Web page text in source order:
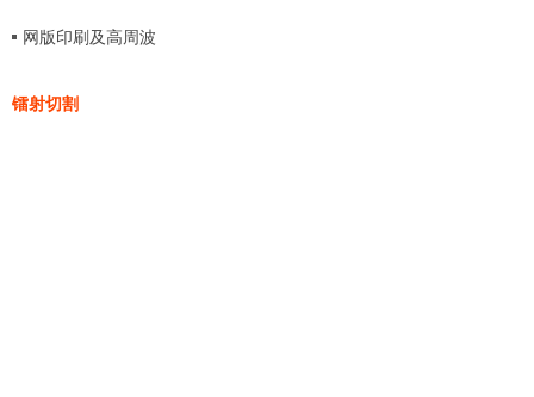
网版印刷及高周波
镭射切割